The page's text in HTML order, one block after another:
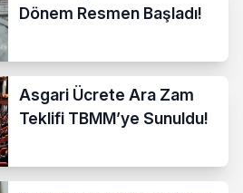
Dönem Resmen Başladı!
Asgari Ücrete Ara Zam
Teklifi TBMM’ye Sunuldu!